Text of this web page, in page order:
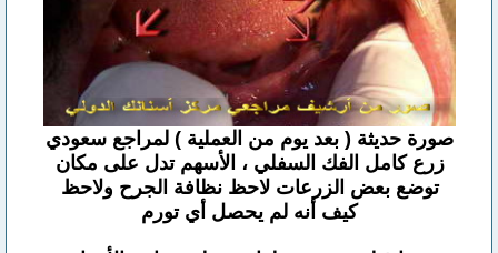
صورة حديثة ( بعد يوم من العملية ) لمراجع سعودي
زرع كامل الفك السفلي ، الأسهم تدل على مكان
توضع بعض الزرعات لاحظ نظافة الجرح ولاحظ
كيف أنه لم يحصل أي تورم